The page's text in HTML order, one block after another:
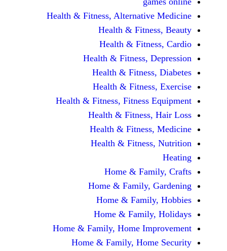
Health & Fitness,
Health &
Health &
Health & Fitness,
Health &
Health &
Health & Fitness, Fitness
Health &
Health &
Health &
Home &
Home &
Home &
Home &
Home & Family, Home
Home & Family,